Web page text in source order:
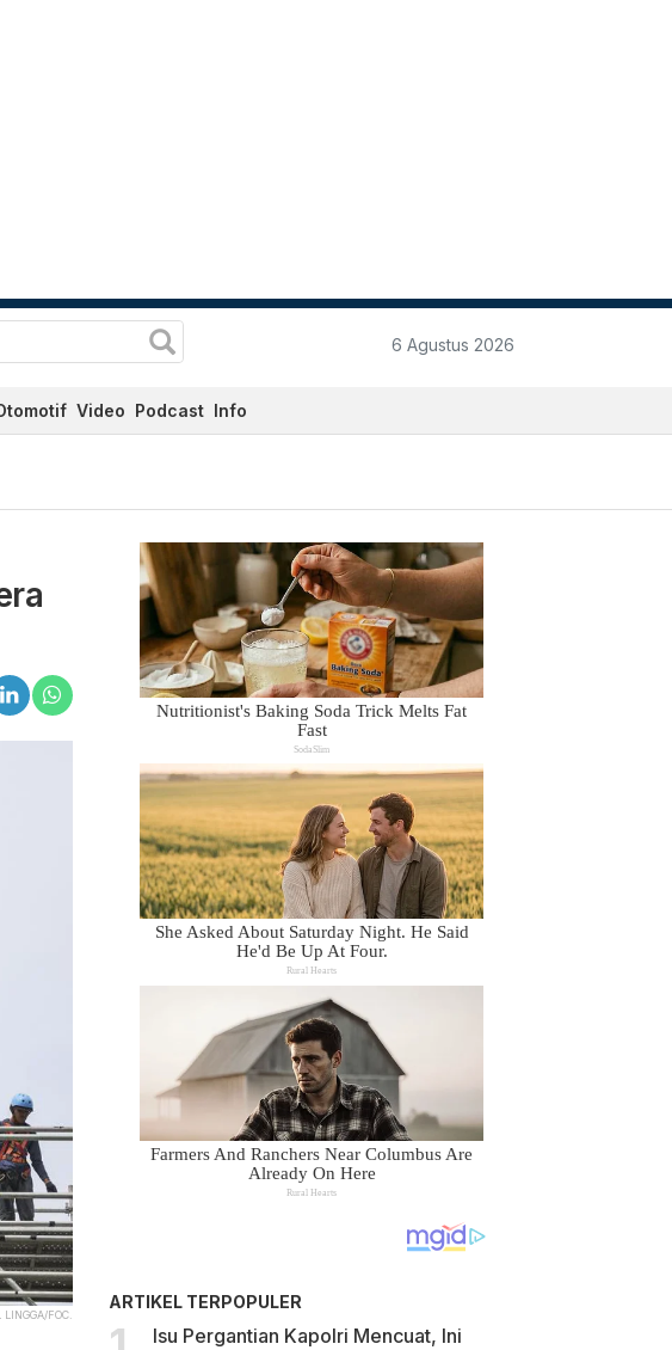
6 Agustus 2026
Video Podcast Info
LINGGA/FOC.
ARTIKEL TERPOPULER
Isu Pergantian Kapolri Mencuat, Ini